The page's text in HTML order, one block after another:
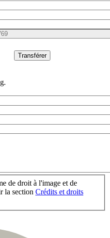
de droit à l'image et de
la section Crédits et droits